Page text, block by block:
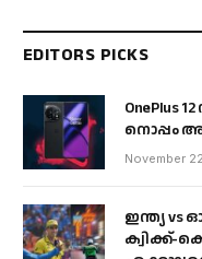
EDITORS PICKS
OnePlus
നൊപ്പം
November
ഇന്ത്യ
ക്വിക്ക്-